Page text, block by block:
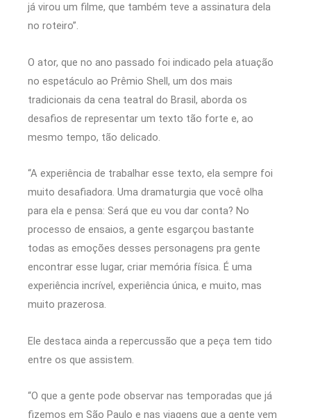
já virou um filme, que também teve a assinatura dela
no roteiro”.
O ator, que no ano passado foi indicado pela atuação
no espetáculo ao Prêmio Shell, um dos mais
tradicionais da cena teatral do Brasil, aborda os
desafios de representar um texto tão forte e, ao
mesmo tempo, tão delicado.
“A experiência de trabalhar esse texto, ela sempre foi
muito desafiadora. Uma dramaturgia que você olha
para ela e pensa: Será que eu vou dar conta? No
processo de ensaios, a gente esgarçou bastante
todas as emoções desses personagens pra gente
encontrar esse lugar, criar memória física. É uma
experiência incrível, experiência única, e muito, mas
muito prazerosa.
Ele destaca ainda a repercussão que a peça tem tido
entre os que assistem.
“O que a gente pode observar nas temporadas que já
fizemos em São Paulo e nas viagens que a gente vem